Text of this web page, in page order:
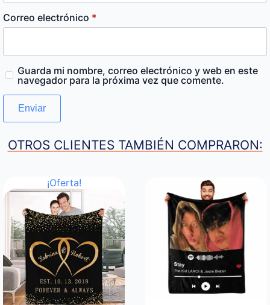
Correo electrónico *
Guarda mi nombre, correo electrónico y web en este
navegador para la próxima vez que comente.
OTROS CLIENTES TAMBIÉN COMPRARON:
¡Oferta!